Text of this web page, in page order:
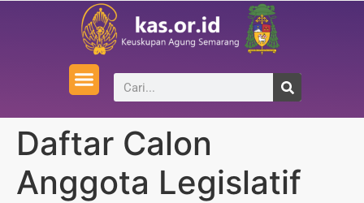
Daftar Calon
Anggota Legislatif